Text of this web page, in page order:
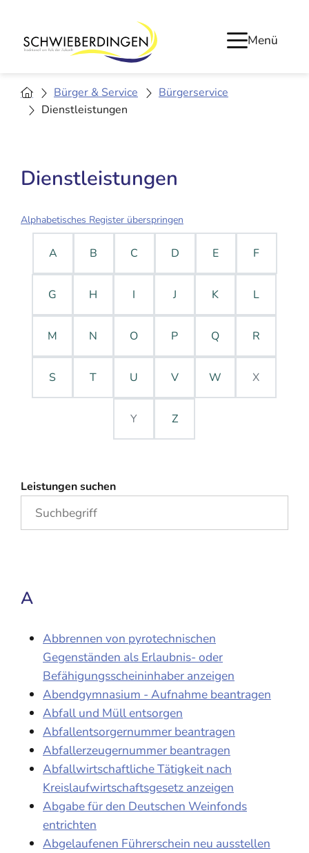
Menü
Bürger & Service
Bürgerservice
Dienstleistungen
Dienstleistungen
Alphabetisches Register überspringen
A B C D E F
G H I J K L
M N O P Q R
S T U V W X
Y Z
Leistungen suchen
A
Abbrennen von pyrotechnischen
Gegenständen als Erlaubnis- oder
Befähigungsscheininhaber anzeigen
Abendgymnasium - Aufnahme beantragen
Abfall und Müll entsorgen
Abfallentsorgernummer beantragen
Abfallerzeugernummer beantragen
Abfallwirtschaftliche Tätigkeit nach
Kreislaufwirtschaftsgesetz anzeigen
Abgabe für den Deutschen Weinfonds
entrichten
Abgelaufenen Führerschein neu ausstellen